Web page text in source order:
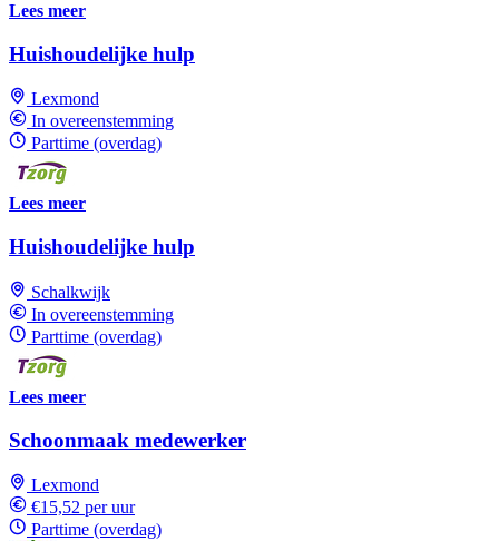
Lees meer
Huishoudelijke hulp
Lexmond
In overeenstemming
Parttime (overdag)
Lees meer
Huishoudelijke hulp
Schalkwijk
In overeenstemming
Parttime (overdag)
Lees meer
Schoonmaak medewerker
Lexmond
€15,52 per uur
Parttime (overdag)